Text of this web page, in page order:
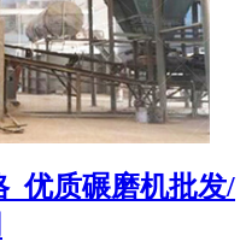
优质碾磨机批发/